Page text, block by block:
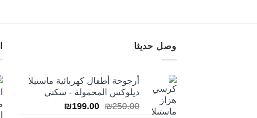
وصل حديثا
أرجوحة أطفال كهربائية ماستيلا
ديلوكس المحمولة - سكني
₪250.00
السعر ₪199.00
السعر